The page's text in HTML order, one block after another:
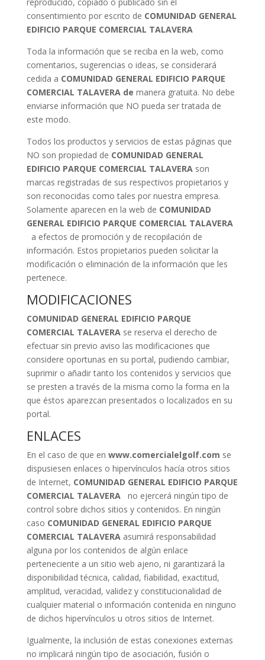
consentimiento por escrito de COMUNIDAD GENERAL
EDIFICIO PARQUE COMERCIAL TALAVERA
Toda la información que se reciba en la web, como
comentarios, sugerencias o ideas, se considerará
cedida a COMUNIDAD GENERAL EDIFICIO PARQUE
COMERCIAL TALAVERA de manera gratuita. No debe
enviarse información que NO pueda ser tratada de
este modo.
Todos los productos y servicios de estas páginas que
NO son propiedad de COMUNIDAD GENERAL
EDIFICIO PARQUE COMERCIAL TALAVERA son
marcas registradas de sus respectivos propietarios y
son reconocidas como tales por nuestra empresa.
Solamente aparecen en la web de COMUNIDAD
GENERAL EDIFICIO PARQUE COMERCIAL TALAVERA
a efectos de promoción y de recopilación de
información. Estos propietarios pueden solicitar la
modificación o eliminación de la información que les
pertenece.
MODIFICACIONES
COMUNIDAD GENERAL EDIFICIO PARQUE
COMERCIAL TALAVERA se reserva el derecho de
efectuar sin previo aviso las modificaciones que
considere oportunas en su portal, pudiendo cambiar,
suprimir o añadir tanto los contenidos y servicios que
se presten a través de la misma como la forma en la
que éstos aparezcan presentados o localizados en su
portal.
ENLACES
En el caso de que en www.comercialelgolf.com se
dispusiesen enlaces o hipervínculos hacía otros sitios
de Internet, COMUNIDAD GENERAL EDIFICIO PARQUE
COMERCIAL TALAVERA
no ejercerá ningún tipo de
control sobre dichos sitios y contenidos. En ningún
caso COMUNIDAD GENERAL EDIFICIO PARQUE
COMERCIAL TALAVERAasumirá responsabilidad
alguna por los contenidos de algún enlace
perteneciente a un sitio web ajeno, ni garantizará la
disponibilidad técnica, calidad, fiabilidad, exactitud,
amplitud, veracidad, validez y constitucionalidad de
cualquier material o información contenida en ninguno
de dichos hipervínculos u otros sitios de Internet.
Igualmente, la inclusión de estas conexiones externas
no implicará ningún tipo de asociación, fusión o